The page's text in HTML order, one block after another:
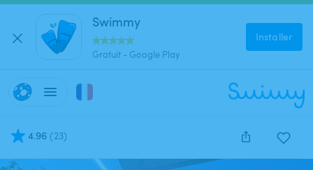
Swimmy
Gratuit - Google Play
Installer
4.96 (23)